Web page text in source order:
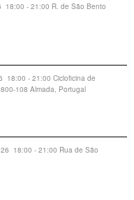
18:00 - 21:00 R. de São Bento
18:00 - 21:00 Cicloficina de
108 Almada, Portugal
18:00 - 21:00 Rua de São